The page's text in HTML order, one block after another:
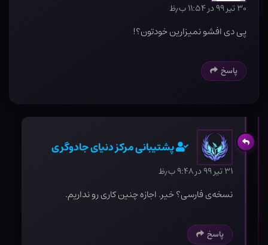
۳۰ تیر ۹۹ در ۱۱:۵۴ ب٫ظ
پی دی افشو نمیزارین خودتون؟!
پاسخ
پشتیبانی مرکز دنیای جادوگری
۳۱ تیر ۹۹ در ۹:۴۸ ب٫ظ
نسخه‌ی فارسی؟ خیر. اجازه چنین کاری رو نداریم.
پاسخ